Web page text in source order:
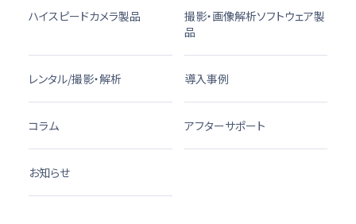
ハイスピードカメラ製品
撮影・画像解析ソフトウェア製
品
レンタル/撮影・解析 導入事例
コラム アフターサポート
お知らせ